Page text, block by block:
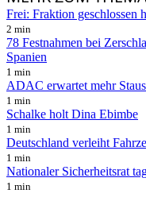
Frei: Fraktion geschlossen
2 min
78 Festnahmen bei
Spanien
1 min
ADAC erwartet mehr
1 min
Schalke holt Dina Ebimbe
1 min
Deutschland verleiht
1 min
Nationaler Sicherheitsrat
1 min